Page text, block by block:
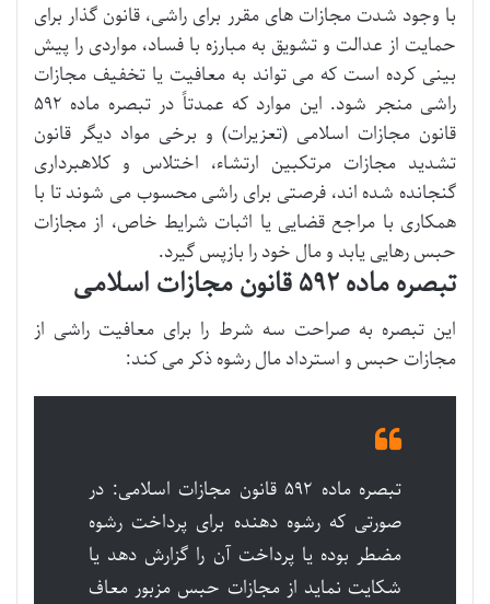
با وجود شدت مجازات های مقرر برای راشی، قانون گذار برای
حمایت از عدالت و تشویق به مبارزه با فساد، مواردی را پیش
بینی کرده است که می تواند به معافیت یا تخفیف مجازات
راشی منجر شود. این موارد که عمدتاً در تبصره ماده ۵۹۲
قانون مجازات اسلامی (تعزیرات) و برخی مواد دیگر قانون
تشدید مجازات مرتکبین ارتشاء، اختلاس و کلاهبرداری
گنجانده شده اند، فرصتی برای راشی محسوب می شوند تا با
همکاری با مراجع قضایی یا اثبات شرایط خاص، از مجازات
حبس رهایی یابد و مال خود را بازپس گیرد.
تبصره ماده ۵۹۲ قانون مجازات اسلامی
این تبصره به صراحت سه شرط را برای معافیت راشی از
مجازات حبس و استرداد مال رشوه ذکر می کند:
تبصره ماده ۵۹۲ قانون مجازات اسلامی: در
صورتی که رشوه دهنده برای پرداخت رشوه
مضطر بوده یا پرداخت آن را گزارش دهد یا
شکایت نماید از مجازات حبس مزبور معاف